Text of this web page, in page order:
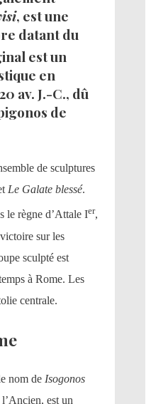
, est une
datant du
est un
en
av. J.-C., dû
de
de sculptures
Le Galate blessé.
le règne d’Attale Ier,
sur les
sculpté est
à Rome. Les
centrale.
nom de Isogonos
est un